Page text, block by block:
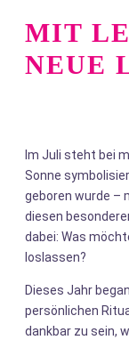
MIT
NEUE
Im Juli steht bei
Sonne
geboren wurde –
diesen
dabei: Was
loslassen?
Dieses Jahr
persönlichen
dankbar zu sein,